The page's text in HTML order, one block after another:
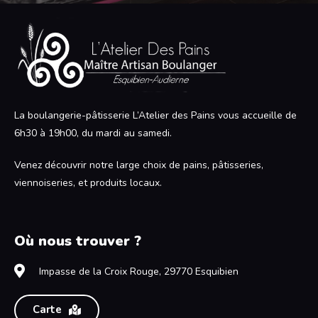
La boulangerie-pâtisserie L’Atelier des Pains vous accueille de
6h30 à 19h00, du mardi au samedi.
Venez découvrir notre large choix de pains, pâtisseries,
viennoiseries, et produits locaux.
Où nous trouver ?
Impasse de la Croix Rouge, 29770 Esquibien
Carte